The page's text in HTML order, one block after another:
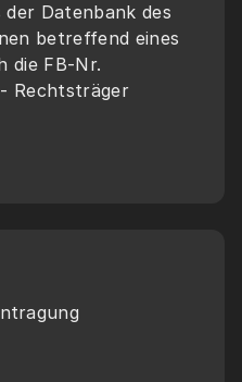
Datenbank des
betreffend eines
die FB-Nr.
Rechtsträger